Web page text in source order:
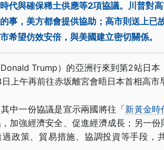
代與確保稀土供應等2項協議。川普對
事，美方都會提供協助；高市則送上已
希望仿效安倍，與美國建立密切關係。
Trump）的亞洲行來到第2站日
上午再前往赤坂離宮會晤日本首相高市
中一份協議是宣示兩國將往「新黃金時
加強經濟安全、促進經濟成長；另一份
政策、貿易措施、協調投資等手段，